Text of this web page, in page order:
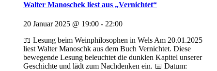
Walter Manoschek liest aus „Vernichtet“
20 Januar 2025 @ 19:00 - 22:00
📖 Lesung beim Weinphilosophen in Wels Am 20.01.2025
liest Walter Manoschk aus dem Buch Vernichtet. Diese
bewegende Lesung beleuchtet die dunklen Kapitel unserer
Geschichte und lädt zum Nachdenken ein. 📅 Datum: